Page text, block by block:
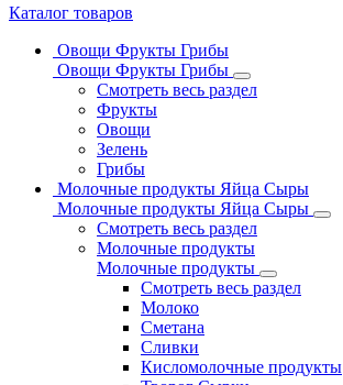
Каталог товаров
Овощи Фрукты Грибы
Овощи Фрукты Грибы
Смотреть весь раздел
Фрукты
Овощи
Зелень
Грибы
Молочные продукты Яйца Сыры
Молочные продукты Яйца Сыры
Смотреть весь раздел
Молочные продукты
Молочные продукты
Смотреть весь раздел
Молоко
Сметана
Сливки
Кисломолочные продукты